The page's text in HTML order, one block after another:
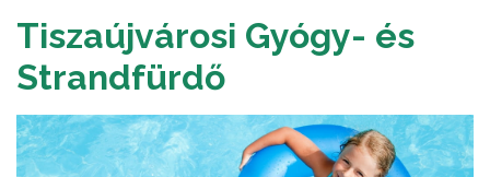
Tiszaújvárosi Gyógy- és
Strandfürdő